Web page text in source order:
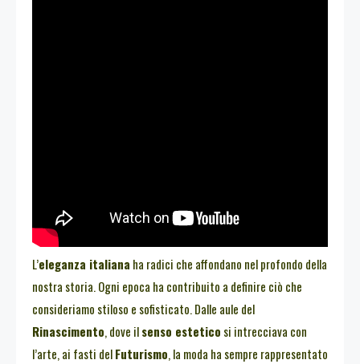
L’eleganza italiana ha radici che affondano nel profondo della
nostra storia. Ogni epoca ha contribuito a definire ciò che
consideriamo stiloso e sofisticato. Dalle aule del
Rinascimento, dove ilsenso estetico si intrecciava con
l’arte, ai fasti delFuturismo, la moda ha sempre rappresentato